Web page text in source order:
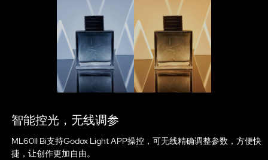
智能控光，无线调参
ML60II Bi支持Godox Light APP操控，可无线精确调整参数，方便快
捷，让创作更加自由。